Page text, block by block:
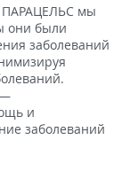
ПАРАЦЕЛЬС мы
они были
заболеваний
—
и
заболеваний